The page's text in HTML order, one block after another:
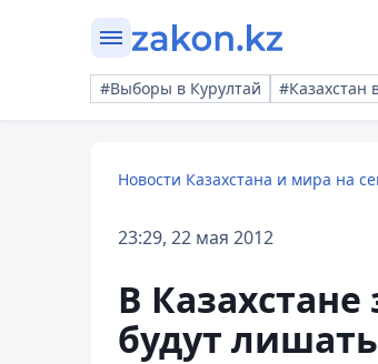
#Выборы в Курултай #Казахстан
Новости Казахстана и мира на
23:29, 22 мая 2012
В
будут